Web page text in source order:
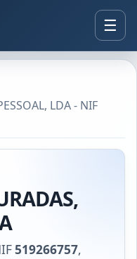
LDA - NIF
519266757,